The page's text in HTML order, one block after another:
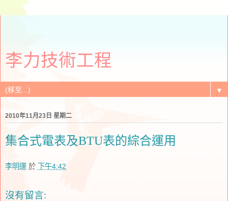
李力技術工程
▼
2010年11月23日 星期二
集合式電表及BTU表的綜合運用
李明運 於 下午4:42
沒有留言: